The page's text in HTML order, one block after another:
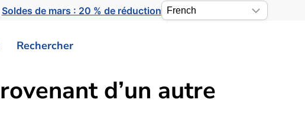
Soldes de mars : 20 % de réduction
Rechercher
d’un autre